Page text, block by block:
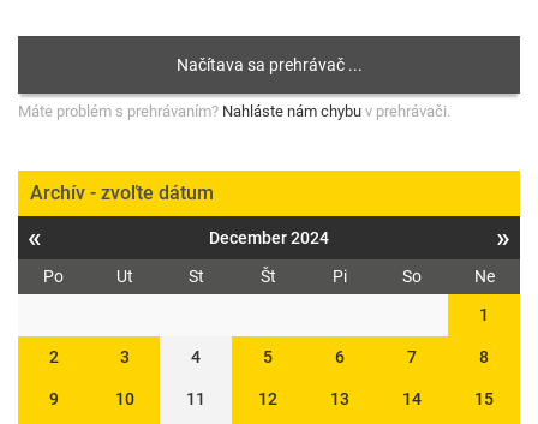
Máte problém s prehrávaním? Nahláste nám chybu v prehrávači.
Archív - zvoľte dátum
« December 2024 »
Po Ut St Št Pi So
Ne
1
2 3 4 5 6 7 8
9 10 11 12 13 14 15